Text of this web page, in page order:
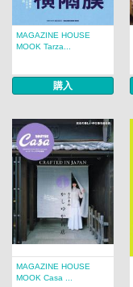
MAGAZINE HOUSE
MOOK Tarza...
購入
MAGAZINE HOUSE
MOOK Casa ...